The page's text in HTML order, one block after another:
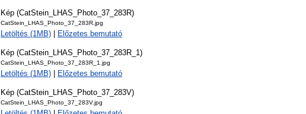
Kép (CatStein_LHAS_Photo_37_283R)
CatStein_LHAS_Photo_37_283R.jpg
Letöltés (1MB) Előzetes bemutató
Kép (CatStein_LHAS_Photo_37_283R_1)
CatStein_LHAS_Photo_37_283R_1.jpg
Letöltés (1MB) Előzetes bemutató
Kép (CatStein_LHAS_Photo_37_283V)
CatStein_LHAS_Photo_37_283V.jpg